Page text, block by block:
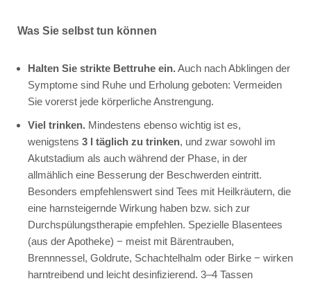
Was Sie selbst tun können
Halten Sie strikte Bettruhe ein.Auch nach Abklingen der
Symptome sind Ruhe und Erholung geboten: Vermeiden
Sie vorerst jede körperliche Anstrengung.
Viel trinken. Mindestens ebenso wichtig ist es,
wenigstens 3 l täglich zu trinken, und zwar sowohl im
Akutstadium als auch während der Phase, in der
allmählich eine Besserung der Beschwerden eintritt.
Besonders empfehlenswert sind Tees mit Heilkräutern, die
eine harnsteigernde Wirkung haben bzw. sich zur
Durchspülungstherapie empfehlen. Spezielle Blasentees
(aus der Apotheke) − meist mit Bärentrauben,
Brennnessel, Goldrute, Schachtelhalm oder Birke − wirken
harntreibend und leicht desinfizierend. 3–4 Tassen